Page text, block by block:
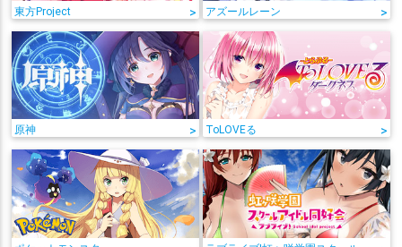
東方Project > アズールレーン >
原神 > ToLOVEる >